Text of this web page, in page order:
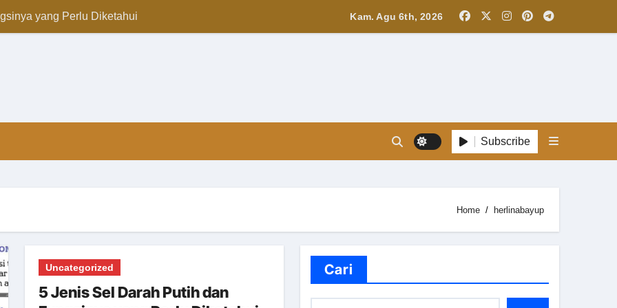
yang Perlu Diketahui
Udara di Sekitar Kita
Fungsi, dan Perannya dalam Ekonomi
Mean, Median, Modus, dan Rentang
& Disagree Dulu!
Kam. Agu 6th, 2026
Subscribe
Home herlinabayup
Uncategorized
5 Jenis Sel Darah Putih dan
Cari